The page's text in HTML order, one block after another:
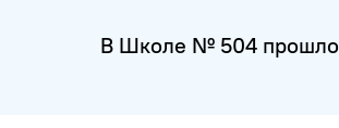
В Школе № 504 прошло